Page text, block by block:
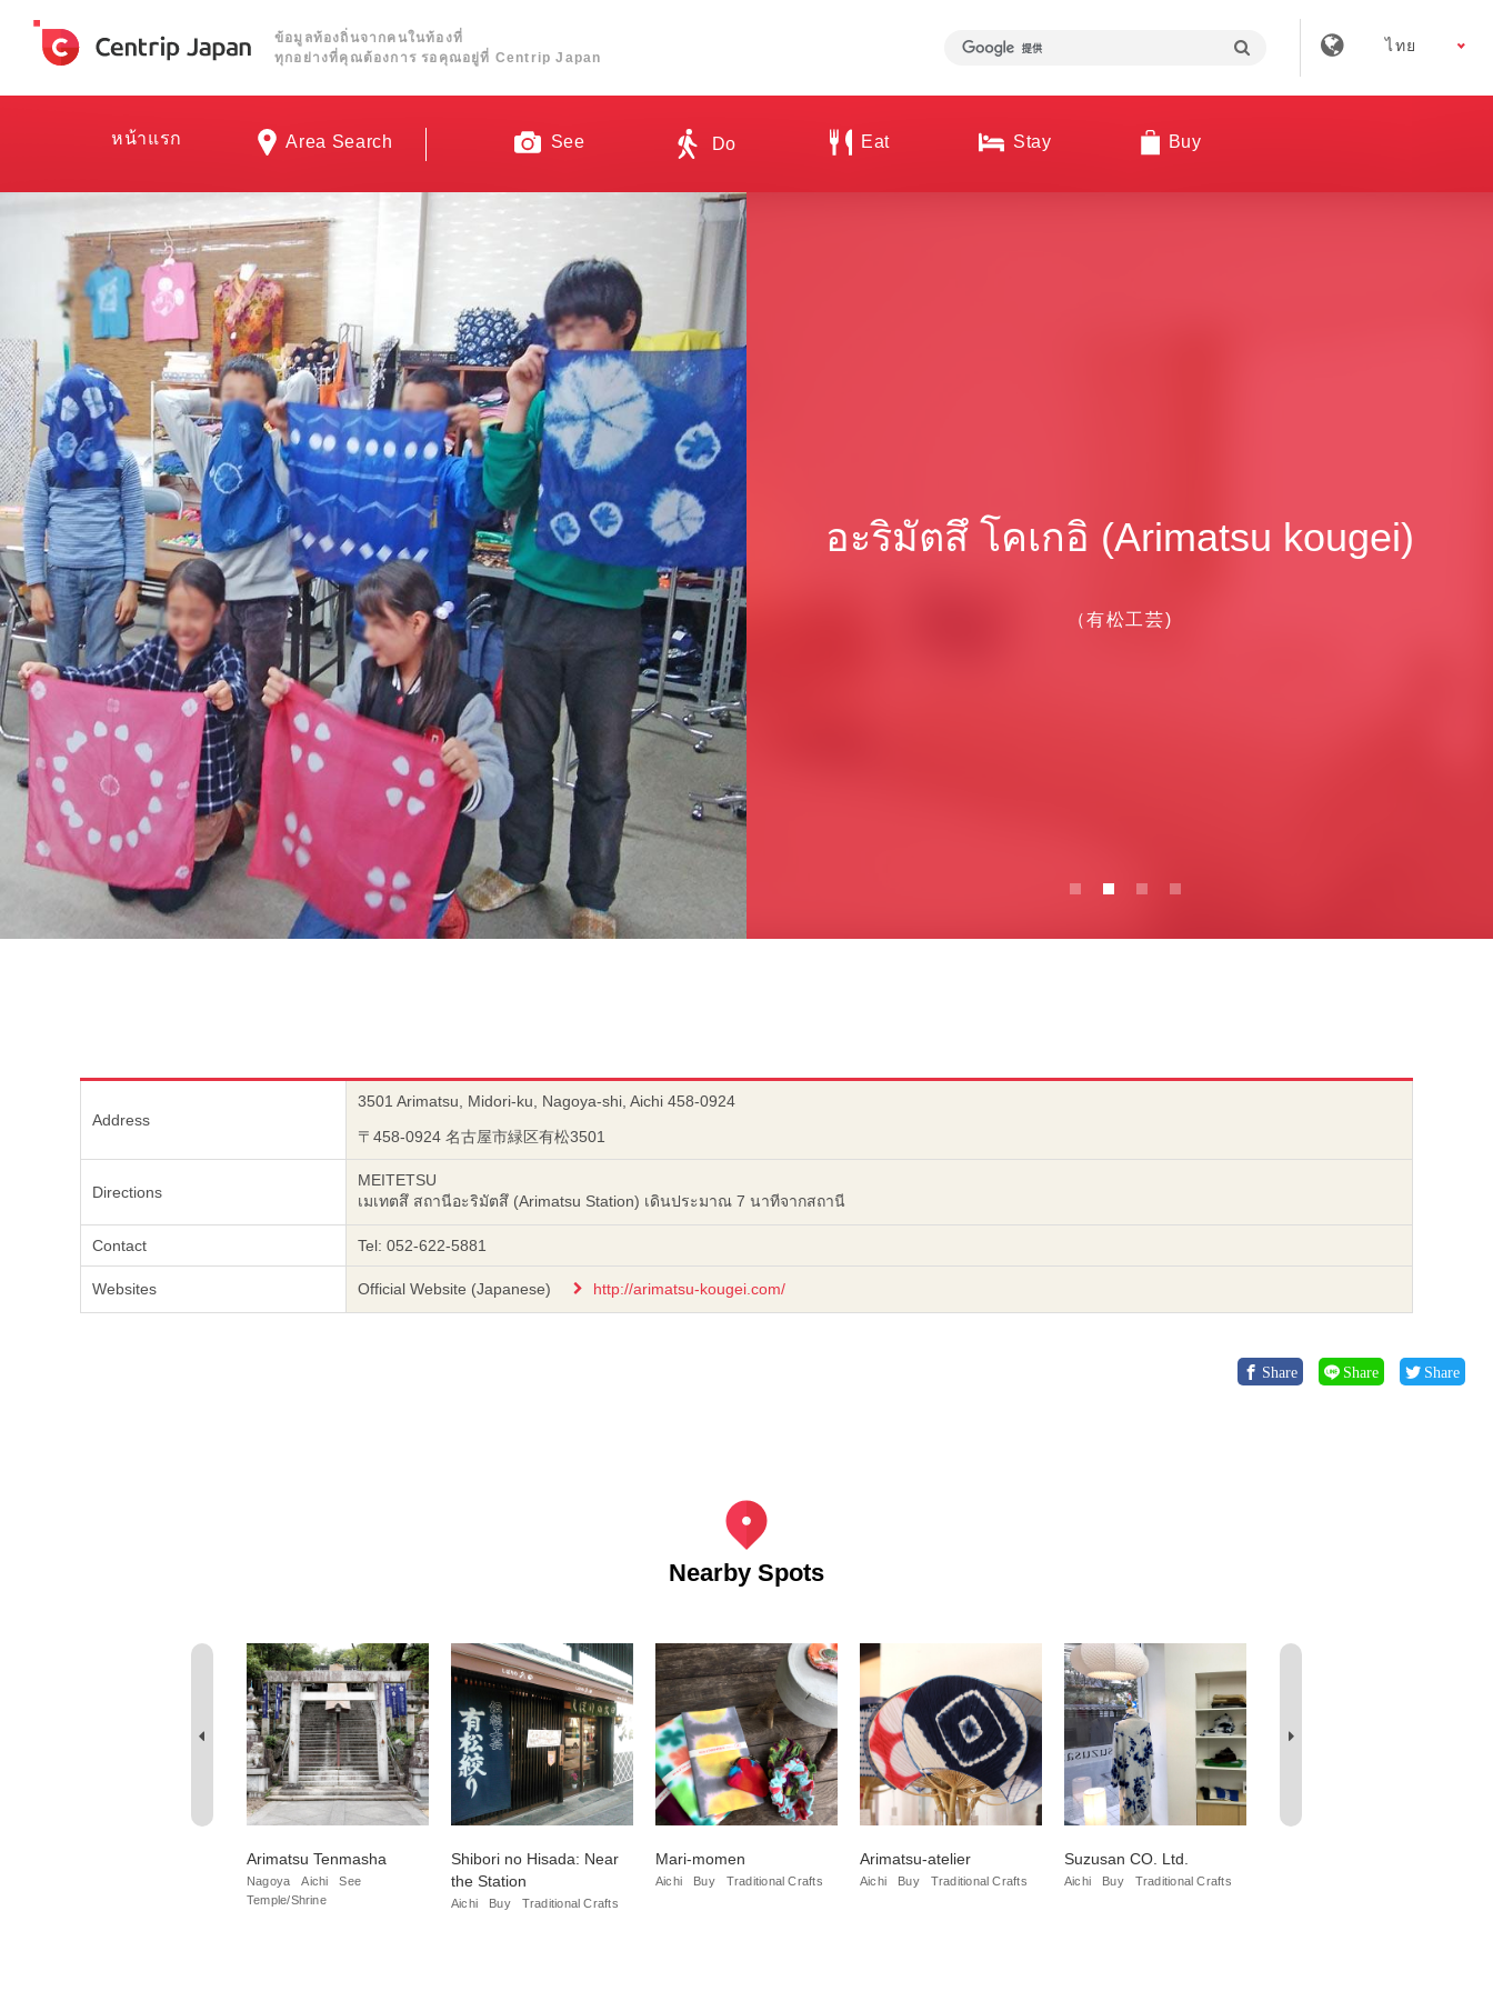
ข้อมูลท้องถิ่นจากคนในท้องที่
ทุกอย่างที่คุณต้องการ รอคุณอยู่ที่ Centrip Japan
ไทย
หน้าแรก Area Search See Do Eat Stay Buy
อะริมัตสึ โคเกอิ (Arimatsu kougei)
（有松工芸)
Address
3501 Arimatsu, Midori-ku, Nagoya-shi, Aichi 458-0924
〒458-0924 名古屋市緑区有松3501
Directions
MEITETSU
เมเทตสึ สถานีอะริมัตสึ (Arimatsu Station) เดินประมาณ 7 นาทีจากสถานี
Contact Tel: 052-622-5881
Websites Official Website (Japanese) http://arimatsu-kougei.com/
Share Share Share
Nearby Spots
Arimatsu Tenmasha
Nagoya Aichi
See
Temple/Shrine
Shibori no Hisada: Near
the Station
Aichi Buy Traditional Crafts
Mari-momen
Aichi Buy Traditional Crafts
Arimatsu-atelier
Aichi Buy Traditional Crafts
Suzusan CO. Ltd.
Aichi Buy Traditional Crafts